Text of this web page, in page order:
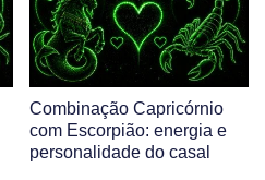
Combinação Capricórnio
com Escorpião: energia e
personalidade do casal